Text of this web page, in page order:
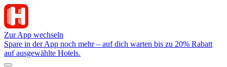
Zur App wechseln
Spare in der App noch mehr – auf dich warten bis zu 20% Rabatt
auf ausgewählte Hotels.